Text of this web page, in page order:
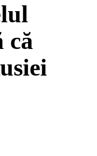
că